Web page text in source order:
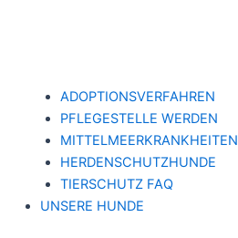
ADOPTIONSVERFAHREN
PFLEGESTELLE WERDEN
MITTELMEERKRANKHEITEN
HERDENSCHUTZHUNDE
TIERSCHUTZ FAQ
UNSERE HUNDE